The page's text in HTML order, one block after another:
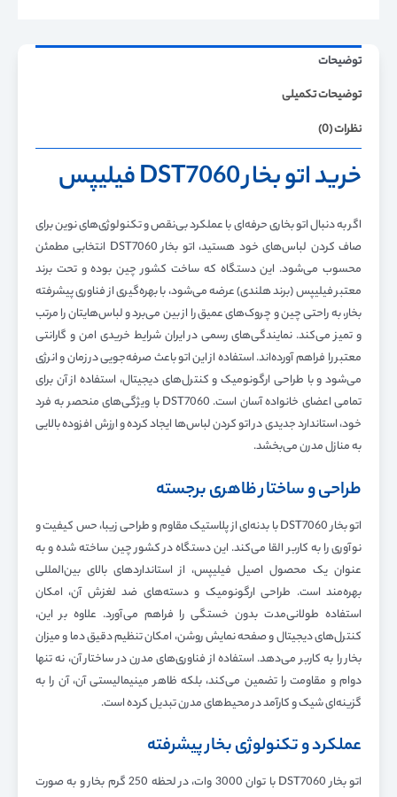
توضیحات
توضیحات تکمیلی
نظرات (0)
خرید اتو بخارDST7060 فیلیپس
اگر به دنبال اتو بخاری حرفه‌ای با عملکرد بی‌نقص و تکنولوژی‌های نوین برای
صاف کردن لباس‌های خود هستید، اتو بخار DST7060 انتخابی مطمئن
محسوب می‌شود. این دستگاه که ساخت کشور چین بوده و تحت برند
معتبر فیلیپس (برند هلندی) عرضه می‌شود، با بهره‌گیری از فناوری پیشرفته
بخار، به راحتی چین و چروک‌های عمیق را از بین می‌برد و لباس‌هایتان را مرتب
و تمیز می‌کند. نمایندگی‌های رسمی در ایران شرایط خریدی امن و گارانتی
معتبر را فراهم آورده‌اند. استفاده از این اتو باعث صرفه‌جویی در زمان و انرژی
می‌شود و با طراحی ارگونومیک و کنترل‌های دیجیتال، استفاده از آن برای
تمامی اعضای خانواده آسان است. DST7060 با ویژگی‌های منحصر به فرد
خود، استاندارد جدیدی در اتو کردن لباس‌ها ایجاد کرده و ارزش افزوده بالایی
به منازل مدرن می‌بخشد.
طراحی و ساختار ظاهری برجسته
اتو بخار DST7060 با بدنه‌ای از پلاستیک مقاوم و طراحی زیبا، حس کیفیت و
نوآوری را به کاربر القا می‌کند. این دستگاه در کشور چین ساخته شده و به
عنوان یک محصول اصیل فیلیپس، از استانداردهای بالای بین‌المللی
بهره‌مند است. طراحی ارگونومیک و دسته‌های ضد لغزش آن، امکان
استفاده طولانی‌مدت بدون خستگی را فراهم می‌آورد. علاوه بر این،
کنترل‌های دیجیتال و صفحه نمایش روشن، امکان تنظیم دقیق دما و میزان
بخار را به کاربر می‌دهد. استفاده از فناوری‌های مدرن در ساختار آن، نه تنها
دوام و مقاومت را تضمین می‌کند، بلکه ظاهر مینیمالیستی آن، آن را به
گزینه‌ای شیک و کارآمد در محیط‌های مدرن تبدیل کرده است.
عملکرد و تکنولوژی بخار پیشرفته
اتو بخار DST7060 با توان 3000 وات، در لحظه 250 گرم بخار و به صورت